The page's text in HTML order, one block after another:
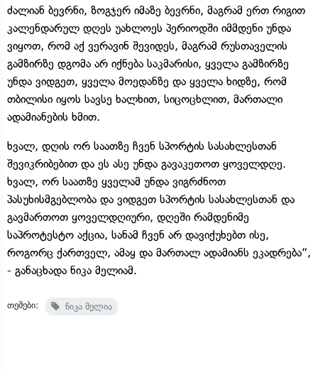
ძალიან ბევრნი, ზოგჯერ იმაზე ბევრნი, მაგრამ ერთ რიგით
კალენდარულ დღეს უახლოეს პერიოდში იმმდენი უნდა
ვიყოთ, რომ აქ ვერავინ შევიდეს, მაგრამ რუსთაველის
გამზირზე დგომა არ იქნება საკმარისი, ყველა გამზირზე
უნდა ვიდგეთ, ყველა მოედანზე და ყველა ხიდზე, რომ
თბილისი იყოს სავსე ხალხით, სიცოცხლით, მართალი
ადამიანების ხმით.
ხვალ, დღის ორ საათზე ჩვენ სპორტის სასახლესთან
შევიკრიბებით და ეს ასე უნდა გავაკეთოთ ყოველდღე.
ხვალ, ორ საათზე ყველამ უნდა ვიგრძნოთ
პასუხისმგებლობა და ვიდგეთ სპორტის სასახლესთან და
გავმართოთ ყოველდღიური, დღეში რამდენიმე
საპროტესტო აქცია, სანამ ჩვენ არ დავიქუხებთ ისე,
როგორც ქართველ, ამაყ და მართალ ადამიანს ეკადრება“,
- განაცხადა ნიკა მელიამ.
თემები: ნიკა მელია